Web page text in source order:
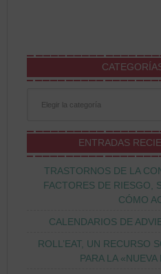
ENTRADAS
TRASTORNOS DE LA
FACTORES DE RIESGO,
CÓMO
CALENDARIOS DE
ROLL’EAT, UN RECURSO
PARA LA